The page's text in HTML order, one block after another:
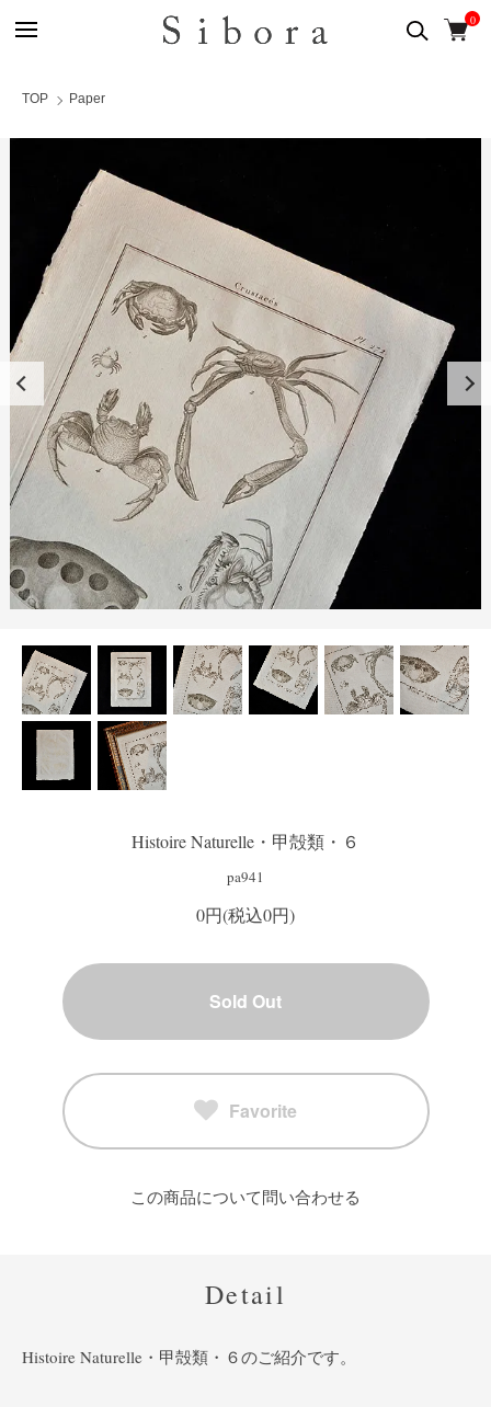
0
TOP Paper
Histoire Naturelle・甲殻類・６
pa941
0円(税込0円)
Sold Out
Favorite
この商品について問い合わせる
Detail
Histoire Naturelle・甲殻類・６のご紹介です。